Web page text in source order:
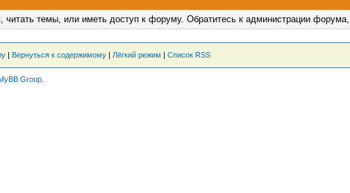
темы, или иметь доступ к форуму. Обратитесь к администрации
| Вернуться к содержимому| Лёгкий режим | Список RSS
Group.